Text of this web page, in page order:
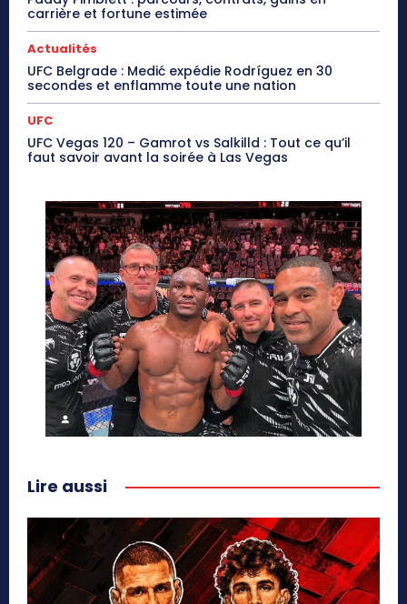
carrière et fortune estimée
Actualités
UFC Belgrade : Medić expédie Rodríguez en 30
secondes et enflamme toute une nation
UFC
UFC Vegas 120 – Gamrot vs Salkilld : Tout ce qu’il
faut savoir avant la soirée à Las Vegas
Lire aussi